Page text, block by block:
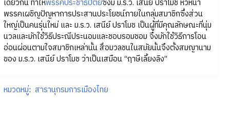
เดียวกัน ทำให้พรรคประชาธิปัตย์ซึ่งมี ม.ร.ว. เสนีย์ ปราโมช หัวหน้า
พรรคเผชิญปัญหาการประสานประโยชน์ภายในกลุ่มสมาชิกซึ่งส่วน
ใหญ่เป็นคนรุ่นใหม่ และ ม.ร.ว. เสนีย์ ปราโมช เป็นผู้ที่มีคุณลักษณะที่นุ่ม
นวลและมักใช้วิธีประณีประนอมและชอบรอมชอม จึงมักใช้วิธีการโอน
อ่อนผ่อนตามใจสมาชิกเหล่านั้น สื่อมวลชนในสมัยนั้นจึงตั้งสมญานาม
ของ ม.ร.ว. เสนีย์ ปราโมช ว่าเป็นเสมือน “ฤาษีเลี้ยงลิง”
หมวดหมู่: สารานุกรมการเมืองไทย